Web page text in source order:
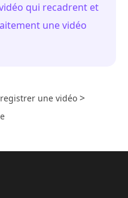
qui recadrent et
une vidéo
une vidéo >